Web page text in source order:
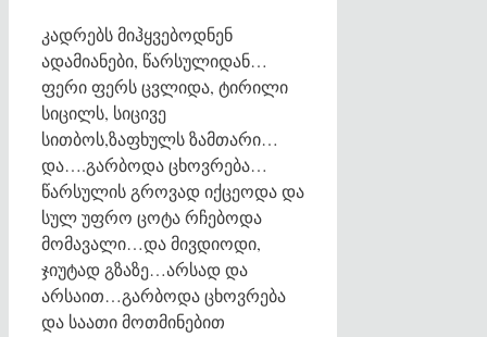
კადრებს მიჰყვებოდნენ
ადამიანები, წარსულიდან…
ფერი ფერს ცვლიდა, ტირილი
სიცილს, სიცივე
სითბოს,ზაფხულს ზამთარი…
და….გარბოდა ცხოვრება…
წარსულის გროვად იქცეოდა და
სულ უფრო ცოტა რჩებოდა
მომავალი…და მივდიოდი,
ჯიუტად გზაზე…არსად და
არსაით…გარბოდა ცხოვრება
და საათი მოთმინებით